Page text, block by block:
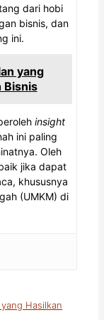
dari hobi
bisnis, dan
ini.
yang
Bisnis
insight
ini paling
Oleh
jika dapat
khususnya
(UMKM) di
Hasilkan